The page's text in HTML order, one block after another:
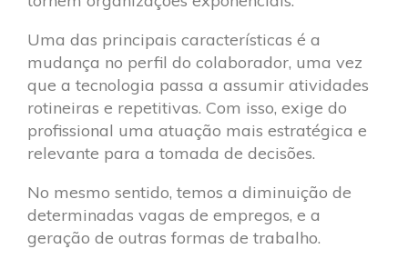
Uma das principais características é a
mudança no perfil do colaborador, uma vez
que a tecnologia passa a assumir atividades
rotineiras e repetitivas. Com isso, exige do
profissional uma atuação mais estratégica e
relevante para a tomada de decisões.
No mesmo sentido, temos a diminuição de
determinadas vagas de empregos, e a
geração de outras formas de trabalho.